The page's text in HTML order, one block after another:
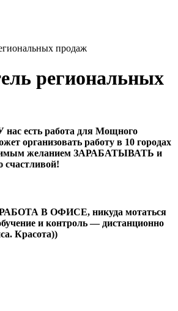
продаж
региональных
нас есть работа для Мощного
организовать работу в 10 городах
желанием ЗАРАБАТЫВАТЬ и
В ОФИСЕ, никуда мотаться
и контроль — дистанционно
Красота))